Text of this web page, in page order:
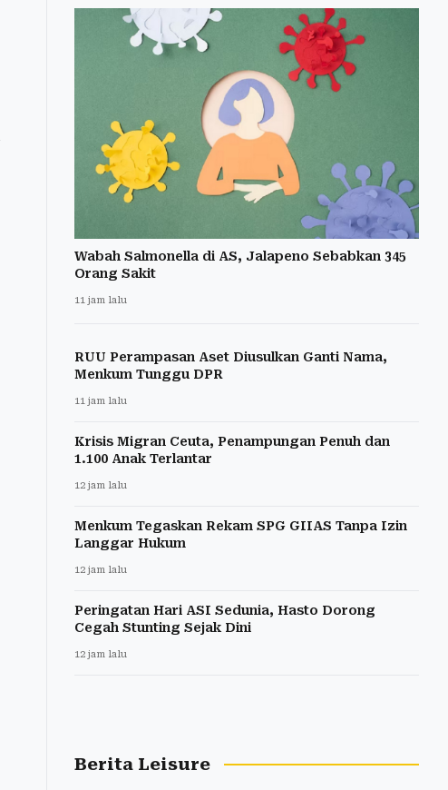
Wabah Salmonella di AS, Jalapeno Sebabkan 345
Orang Sakit
11 jam lalu
RUU Perampasan Aset Diusulkan Ganti Nama,
Menkum Tunggu DPR
11 jam lalu
Krisis Migran Ceuta, Penampungan Penuh dan
1.100 Anak Terlantar
12 jam lalu
Menkum Tegaskan Rekam SPG GIIAS Tanpa Izin
Langgar Hukum
12 jam lalu
Peringatan Hari ASI Sedunia, Hasto Dorong
Cegah Stunting Sejak Dini
12 jam lalu
Berita Leisure